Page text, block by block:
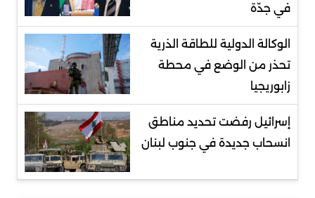
في جدّة
الوكالة الدولية للطاقة الذرية
تحذر من الوضع في محطة
زابوريجيا
إسرائيل رفضت تحديد مناطق
انسحاب جديدة في جنوب لبنان